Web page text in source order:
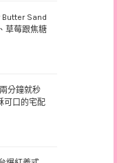
Butter Sand
草莓跟焦糖
分鐘就秒
可口的宅配